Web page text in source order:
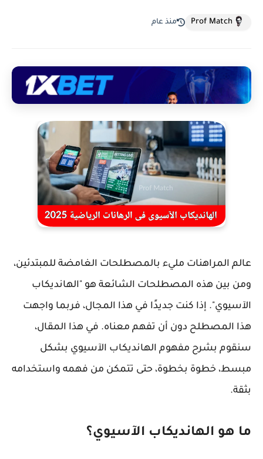
Prof Match منذ عام
عالم المراهنات مليء بالمصطلحات الغامضة للمبتدئين،
ومن بين هذه المصطلحات الشائعة هو "الهانديكاب
الآسيوي". إذا كنت جديدًا في هذا المجال، فربما واجهت
هذا المصطلح دون أن تفهم معناه. في هذا المقال،
سنقوم بشرح مفهوم الهانديكاب الآسيوي بشكل
مبسط، خطوة بخطوة، حتى تتمكن من فهمه واستخدامه
بثقة.
ما هو الهانديكاب الآسيوي؟